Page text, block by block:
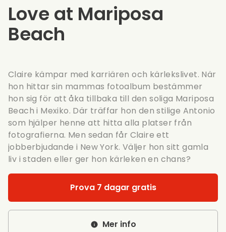
Love at Mariposa
Beach
Claire kämpar med karriären och kärlekslivet. När
hon hittar sin mammas fotoalbum bestämmer
hon sig för att åka tillbaka till den soliga Mariposa
Beach i Mexiko. Där träffar hon den stilige Antonio
som hjälper henne att hitta alla platser från
fotografierna. Men sedan får Claire ett
jobberbjudande i New York. Väljer hon sitt gamla
liv i staden eller ger hon kärleken en chans?
Prova 7 dagar gratis
Mer info